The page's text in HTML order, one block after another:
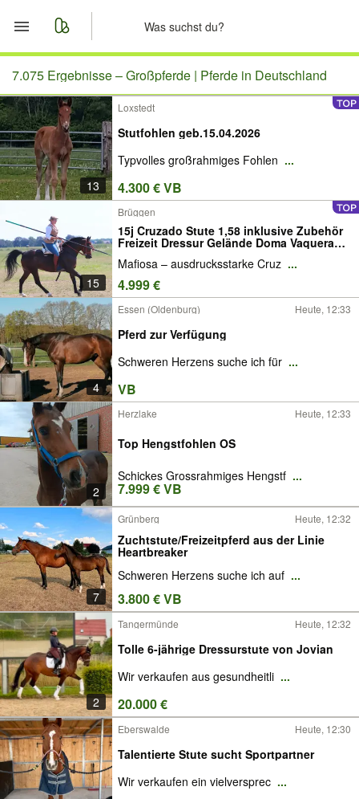
Start
Merkliste
Nachrichten
Anzeige aufgeben
7.075 Ergebnisse –Großpferde | Pferde in Deutschland
13
Loxstedt
Stutfohlen geb.15.04.2026
Typvolles großrahmiges Fohlen ...
4.300 € VB
15
Brüggen
15j Cruzado Stute 1,58 inklusive Zubehör
Freizeit Dressur Gelände Doma Vaquera
Mafiosa – ausdrucksstarke Cruz ...
4.999 €
4
Essen (Oldenburg) Heute, 12:33
Pferd zur Verfügung
Schweren Herzens suche ich für ...
VB
2
Herzlake Heute, 12:33
Top Hengstfohlen OS
Schickes Grossrahmiges Hengstf ...
7.999 € VB
7
Grünberg Heute, 12:32
Zuchtstute/Freizeitpferd aus der Linie
Heartbreaker
Schweren Herzens suche ich auf ...
3.800 € VB
2
Tangermünde Heute, 12:32
Tolle 6-jährige Dressurstute von Jovian
Wir verkaufen aus gesundheitli ...
20.000 €
Eberswalde Heute, 12:30
Talentierte Stute sucht Sportpartner
Wir verkaufen ein vielversprec ...